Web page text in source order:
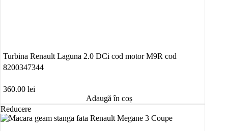
Turbina Renault Laguna 2.0 DCi cod motor M9R cod
8200347344
360.00 lei
Adaugă în coș
Reducere